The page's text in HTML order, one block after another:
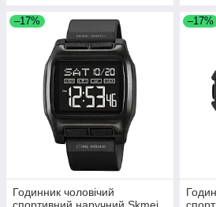
–17%
Годинник чоловічий
спортивний наручний Skmei
–17%